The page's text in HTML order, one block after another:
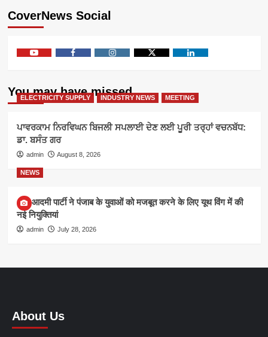
CoverNews Social
You may have missed
ELECTRICITY SUPPLY INDUSTRY NEWS MEETING
ਪਾਵਰਕਾਮ ਨਿਰਵਿਘਨ ਬਿਜਲੀ ਸਪਲਾਈ ਦੇਣ ਲਈ ਪੂਰੀ ਤਰ੍ਹਾਂ ਵਚਨਬੱਧ:
ਡਾ. ਬਸੰਤ ਗਰ
admin August 8, 2026
NEWS
आम आदमी पार्टी ने पंजाब के युवाओं को मजबूत करने के लिए यूथ विंग में की
नई नियुक्तियां
admin July 28, 2026
About Us